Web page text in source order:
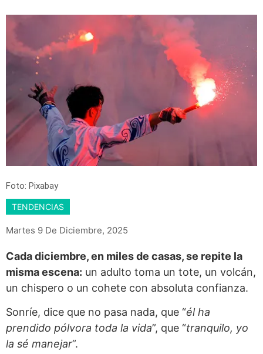
Foto: Pixabay
TENDENCIAS
Martes 9 De Diciembre, 2025
Cada diciembre, en miles de casas, se repite la
misma escena: un adulto toma un tote, un volcán,
un chispero o un cohete con absoluta confianza.
Sonríe, dice que no pasa nada, que “él ha
prendido pólvora toda la vida”, que “tranquilo, yo
la sé manejar”.